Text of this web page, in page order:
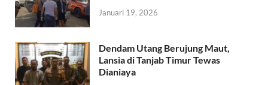
Januari 19, 2026
Dendam Utang Berujung Maut,
Lansia di Tanjab Timur Tewas
Dianiaya